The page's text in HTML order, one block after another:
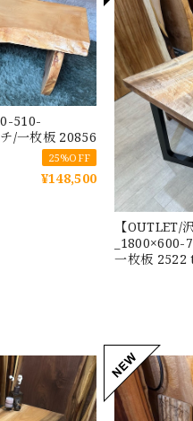
510-
/一枚板 20856
25%OFF
¥148,500
【OUTLET/
_1800×600-
一枚板 2522